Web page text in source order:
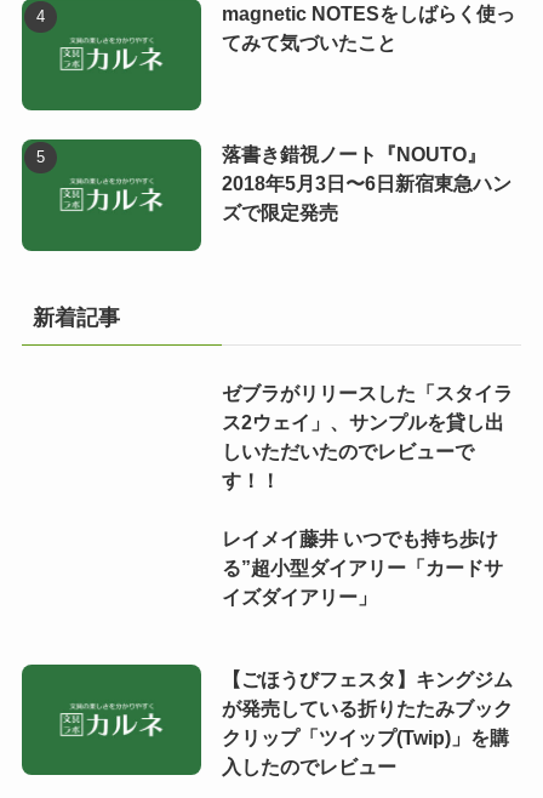
magnetic NOTESをしばらく使っ
てみて気づいたこと
落書き錯視ノート『NOUTO』
2018年5月3日〜6日新宿東急ハン
ズで限定発売
新着記事
ゼブラがリリースした「スタイラ
ス2ウェイ」、サンプルを貸し出
しいただいたのでレビューで
す！！
レイメイ藤井 いつでも持ち歩け
る”超小型ダイアリー「カードサ
イズダイアリー」
【ごほうびフェスタ】キングジム
が発売している折りたたみブック
クリップ「ツイップ(Twip)」を購
入したのでレビュー